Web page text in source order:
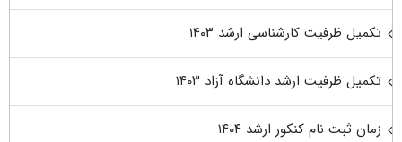
تکمیل ظرفیت کارشناسی ارشد ۱۴۰۳
تکمیل ظرفیت ارشد دانشگاه آزاد ۱۴۰۳
زمان ثبت نام کنکور ارشد ۱۴۰۴